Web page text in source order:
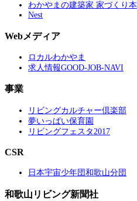
わかやまの建築家 家づくり本
Nest
Webメディア
ロカルわかやま
求人情報GOOD-JOB-NAVI
事業
リビングカルチャー倶楽部
夢いっぱい保育園
リビングフェスタ2017
CSR
日本宇宙少年団和歌山分団
和歌山リビング新聞社